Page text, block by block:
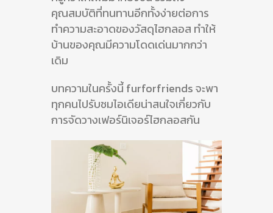
คุณสมบัติที่ทนทานอีกทั้งง่ายต่อการ
ทำความสะอาดของวัสดุไฮกลอส ทำให้
บ้านของคุณมีความโดดเด่นมากกว่า
เดิม
บทความในครั้งนี้ furforfriends จะพา
ทุกคนไปรับชมไอเดียน่าสนใจเกี่ยวกับ
การจัดวางเฟอร์นิเจอร์ไฮกลอสกัน